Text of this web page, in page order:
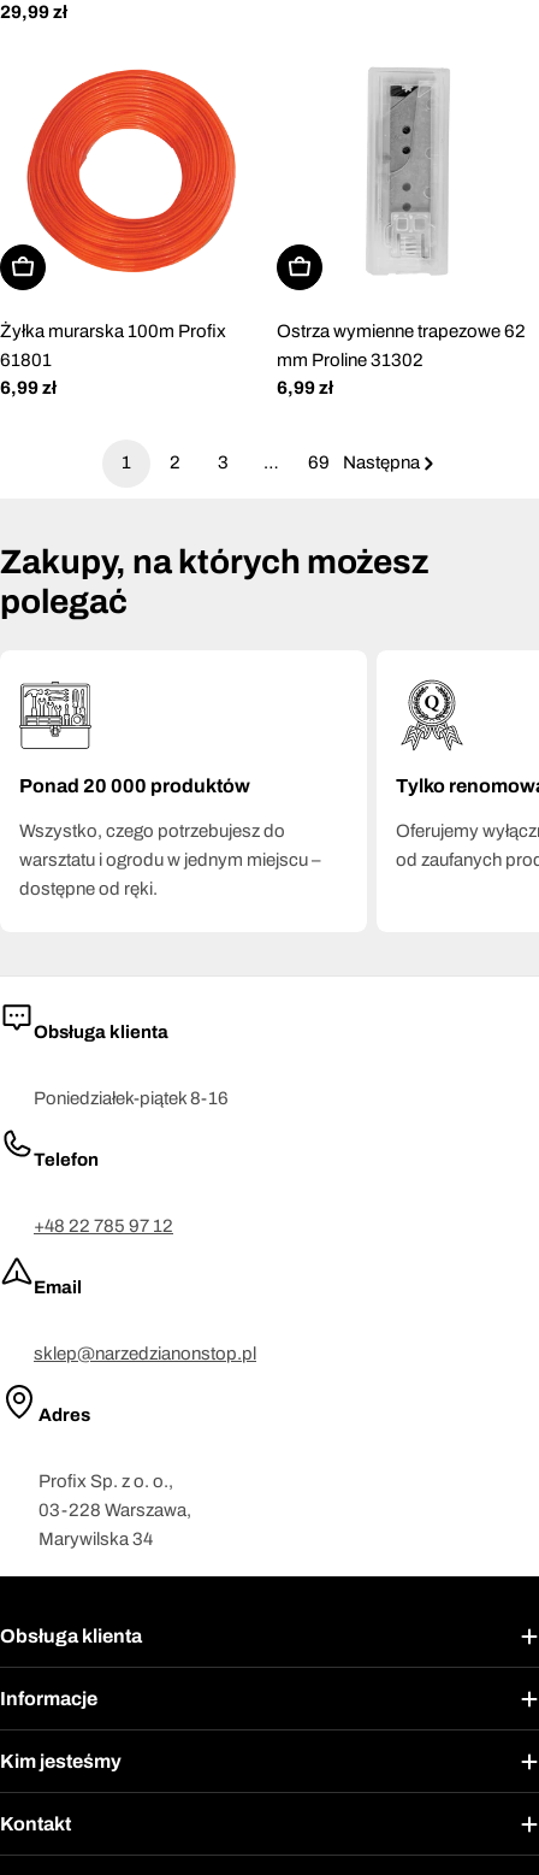
Cena
29,99 zł
Dodaj do koszyka
Żyłka murarska 100m Profix
61801
Cena
6,99 zł
Dodaj do koszyka
Ostrza wymienne trapezowe 62
mm Proline 31302
Cena
6,99 zł
1 2 3 … 69 Następna
Zakupy, na których możesz
polegać
Ponad 20 000 produktów
Wszystko, czego potrzebujesz do
warsztatu i ogrodu w jednym miejscu –
dostępne od ręki.
Tylko
Oferujemy
od zaufanych
Obsługa klienta
Poniedziałek-piątek 8-16
Telefon
+48 22 785 97 12
Email
sklep@narzedzianonstop.pl
Adres
Profix Sp. z o. o.,
03-228 Warszawa,
Marywilska 34
Obsługa klienta
Informacje
Kim jesteśmy
Kontakt